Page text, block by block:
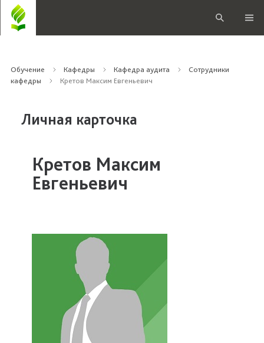
Обучение Кафедры Кафедра аудита
Сотрудники
кафедры
Кретов Максим Евгеньевич
Личная карточка
Кретов Максим
Евгеньевич